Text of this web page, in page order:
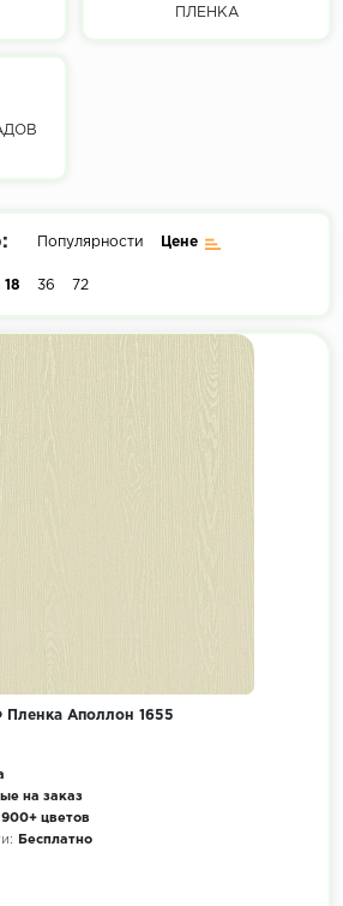
ПЛЕНКА
Популярности Цене
18 36 72
Аполлон 1655
на заказ
900+ цветов
Бесплатно